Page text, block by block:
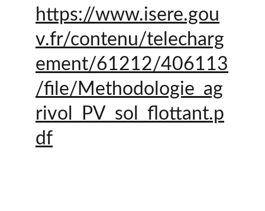
https://www.isere.gou
v.fr/contenu/telecharg
ement/61212/406113
/file/Methodologie_ag
rivol_PV_sol_flottant.p
df